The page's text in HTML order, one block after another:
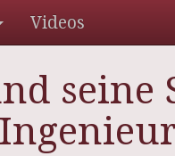
Videos
seine